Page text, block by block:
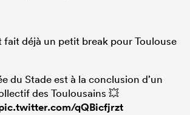
déjà un petit break pour Toulouse
du Stade est à la conclusion d’un
des Toulousains 💥
qQBicfjrzt